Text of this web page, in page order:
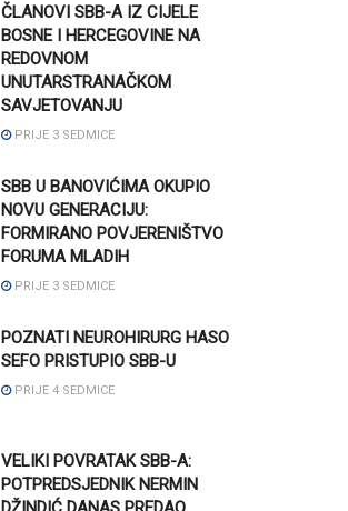
ČLANOVI SBB-A IZ CIJELE
BOSNE I HERCEGOVINE NA
REDOVNOM
UNUTARSTRANAČKOM
SAVJETOVANJU
PRIJE 3 SEDMICE
SBB U BANOVIĆIMA OKUPIO
NOVU GENERACIJU:
FORMIRANO POVJERENIŠTVO
FORUMA MLADIH
PRIJE 3 SEDMICE
POZNATI NEUROHIRURG HASO
SEFO PRISTUPIO SBB-U
PRIJE 4 SEDMICE
VELIKI POVRATAK SBB-A:
POTPREDSJEDNIK NERMIN